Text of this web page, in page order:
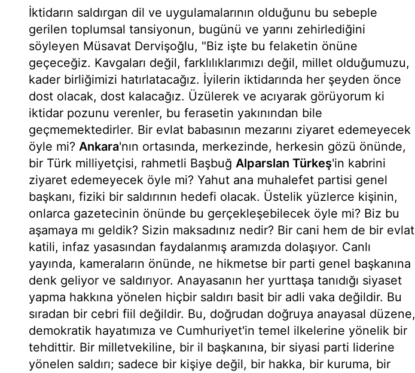
İktidarın saldırgan dil ve uygulamalarının olduğunu bu sebeple
gerilen toplumsal tansiyonun, bugünü ve yarını zehirlediğini
söyleyen Müsavat Dervişoğlu, "Biz işte bu felaketin önüne
geçeceğiz. Kavgaları değil, farklılıklarımızı değil, millet olduğumuzu,
kader birliğimizi hatırlatacağız. İyilerin iktidarında her şeyden önce
dost olacak, dost kalacağız. Üzülerek ve acıyarak görüyorum ki
iktidar pozunu verenler, bu ferasetin yakınından bile
geçmemektedirler. Bir evlat babasının mezarını ziyaret edemeyecek
öyle mi? Ankara'nın ortasında, merkezinde, herkesin gözü önünde,
bir Türk milliyetçisi, rahmetli Başbuğ Alparslan Türkeş'in kabrini
ziyaret edemeyecek öyle mi? Yahut ana muhalefet partisi genel
başkanı, fiziki bir saldırının hedefi olacak. Üstelik yüzlerce kişinin,
onlarca gazetecinin önünde bu gerçekleşebilecek öyle mi? Biz bu
aşamaya mı geldik? Sizin maksadınız nedir? Bir cani hem de bir evlat
katili, infaz yasasından faydalanmış aramızda dolaşıyor. Canlı
yayında, kameraların önünde, ne hikmetse bir parti genel başkanına
denk geliyor ve saldırıyor. Anayasanın her yurttaşa tanıdığı siyaset
yapma hakkına yönelen hiçbir saldırı basit bir adli vaka değildir. Bu
sıradan bir cebri fiil değildir. Bu, doğrudan doğruya anayasal düzene,
demokratik hayatımıza ve Cumhuriyet'in temel ilkelerine yönelik bir
tehdittir. Bir milletvekiline, bir il başkanına, bir siyasi parti liderine
yönelen saldırı; sadece bir kişiye değil, bir hakka, bir kuruma, bir